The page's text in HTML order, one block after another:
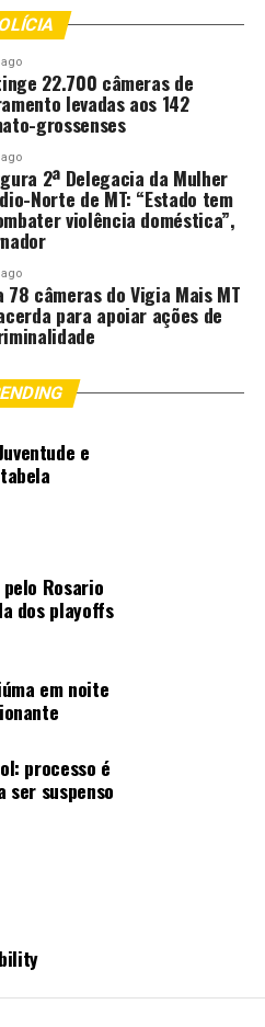
de MT – MT
MATO
MATO-GROSSO
que institui Semana da
Idosa no Estado
22.700 câmeras de
levadas aos 142
grossenses
2ª Delegacia da Mulher
Norte de MT: “Estado tem
violência doméstica”,
78 câmeras do Vigia Mais MT
para apoiar ações de
e
Rosario
dos playoffs
em noite
processo é
ser suspenso